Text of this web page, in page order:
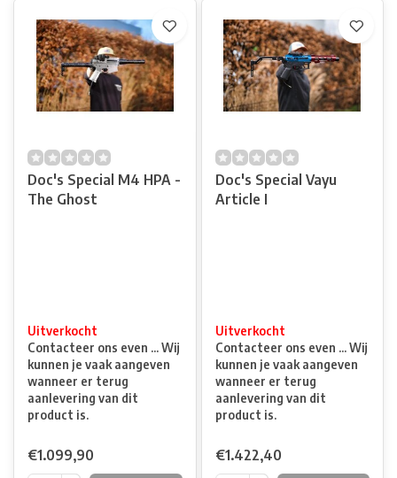
Doc's Special M4 HPA -
The Ghost
Uitverkocht
Contacteer ons even ... Wij
kunnen je vaak aangeven
wanneer er terug
aanlevering van dit
product is.
€1.099,90
Doc's Special Vayu
Article I
Uitverkocht
Contacteer ons even ... Wij
kunnen je vaak aangeven
wanneer er terug
aanlevering van dit
product is.
€1.422,40